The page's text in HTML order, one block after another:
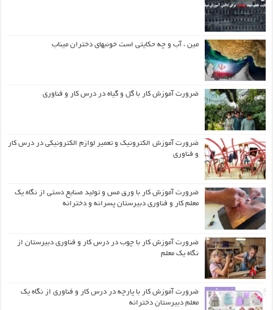
مین ، آب و چه حکایتی است خونبهای دختران میناب
ضرورت آموزش کار با گل و گیاه در درس کار و فناوری
ضرورت آموزش الکترونیک و تعمیر لوازم الکترونیکی در درس کار
و فناوری
ضرورت آموزش کار با ورق مس و تولید صنایع دستی از نگاه یک
معلم کار و فناوری دبیرستان پسرانه و دخترانه
ضرورت آموزش کار با چوب در درس کار و فناوری دبیرستان از
نگاه یک معلم
ضرورت آموزش کار با پارچه در درس کار و فناوری از نگاه یک
معلم دبیرستان دخترانه